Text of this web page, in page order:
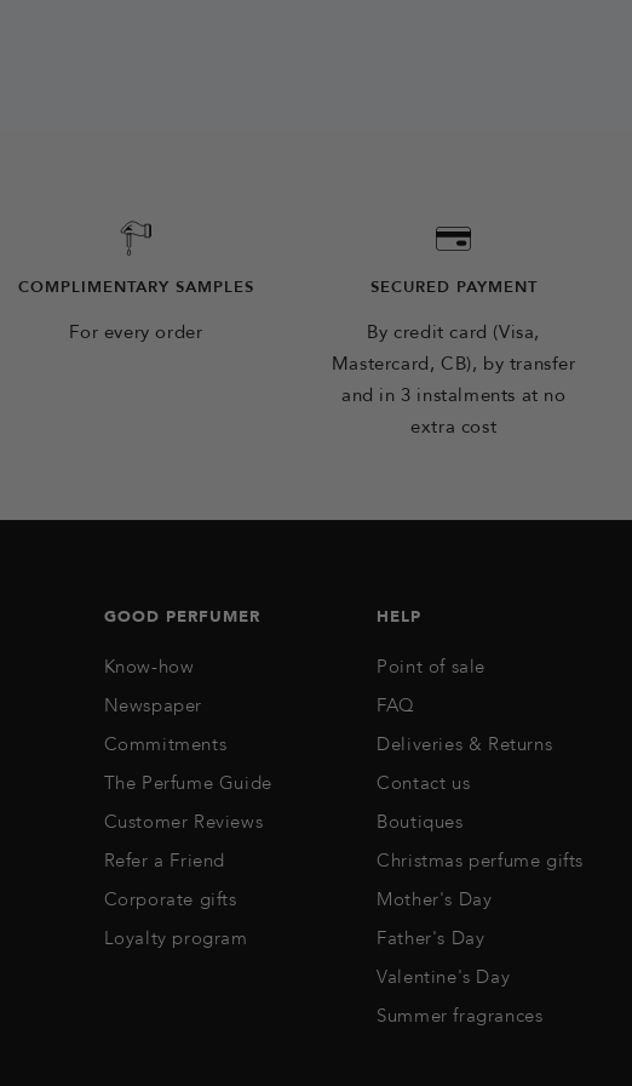
COMPLIMENTARY SAMPLES
For every order
SECURED PAYMENT
By credit card (Visa,
Mastercard, CB), by transfer
and in 3 instalments at no
extra cost
GOOD PERFUMER
Know-how
Newspaper
Commitments
The Perfume Guide
Customer Reviews
Refer a Friend
Corporate gifts
Loyalty program
HELP
Point of sale
FAQ
Deliveries & Returns
Contact us
Boutiques
Christmas perfume gifts
Mother's Day
Father's Day
Valentine's Day
Summer fragrances